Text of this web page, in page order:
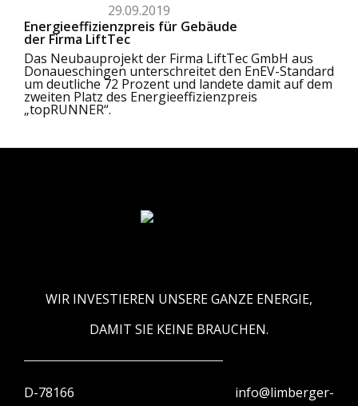
29.09.2019
Energieeffizienzpreis für Gebäude
der Firma LiftTec
Das Neubauprojekt der Firma LiftTec GmbH aus
Donaueschingen unterschreitet den EnEV-Standard
um deutliche 72 Prozent und landete damit auf dem
zweiten Platz des Energieeffizienzpreis
„topRUNNER“.
WIR INVESTIEREN UNSERE GANZE ENERGIE,
DAMIT SIE KEINE BRAUCHEN.
D-78166 info@limberger-